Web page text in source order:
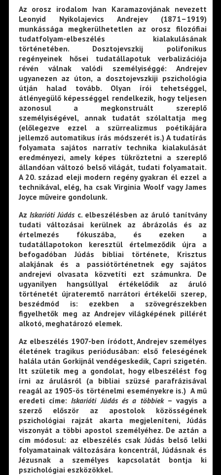
Az orosz irodalom Ivan Karamazovjának nevezett
Leonyid Nyikolajevics Andrejev (1871–1919)
munkássága megkerülhetetlen az orosz filozófiai
tudatfolyam-elbeszélés kialakulásának
történetében. Dosztojevszkij polifonikus
regényeinek hősei tudatállapotuk verbalizációja
révén válnak valódi személyiséggé: Andrejev
ugyanezen az úton, a dosztojevszkiji pszichológia
útján halad tovább. Olyan írói tehetséggel,
átlényegülő képességgel rendelkezik, hogy teljesen
azonosul a megkonstruált szereplő
személyiségével, annak tudatát szólaltatja meg
(előlegezve ezzel a szürrealizmus poétikájára
jellemző automatikus írás módszerét is.) A tudatírás
folyamata sajátos narratív technika kialakulását
eredményezi, amely képes tükröztetni a szereplő
állandóan változó belső világát, tudati folyamatait.
A 20. század eleji modern regény gyakran él ezzel a
technikával, elég, ha csak Virginia Woolf vagy James
Joyce műveire gondolunk.
Az Iskarióti Júdás c. elbeszélésben az áruló tanítvány
tudati változásai kerülnek az ábrázolás és az
értelmezés fókuszába, és ezeken a
tudatállapotokon keresztül értelmeződik újra a
befogadóban Júdás bibliai története, Krisztus
alakjának és a passiótörténetnek egy sajátos
andrejevi olvasata közvetíti ezt számunkra. De
ugyanilyen hangsúllyal értékelődik az áruló
történetét újrateremtő narrátori értékelői szerep,
beszédmód is: ezekben a szövegrészekben
figyelhetők meg az Andrejev világképének pillérét
alkotó, meghatározó elemek.
Az elbeszélés 1907-ben íródott, Andrejev személyes
életének tragikus periódusában: első feleségének
halála után Gorkijnál vendégeskedik, Capri szigetén.
Itt születik meg a gondolat, hogy elbeszélést fog
írni az árulásról (a bibliai szüzsé parafrázisával
reagál az 1905-ös történelmi eseményekre is.) A mű
eredeti címe:IskariótiJúdás és a többiek­­ – vagyis a
szerző először az apostolok közösségének
pszichológiai rajzát akarta megjeleníteni, Júdás
viszonyát a többi apostol személyéhez. De aztán a
cím módosul: az elbeszélés csak Júdás belső lelki
folyamatainak változására koncentrál, Júdásnak és
Jézusnak a személyes kapcsolatát bontja ki
pszichológiai eszközökkel.